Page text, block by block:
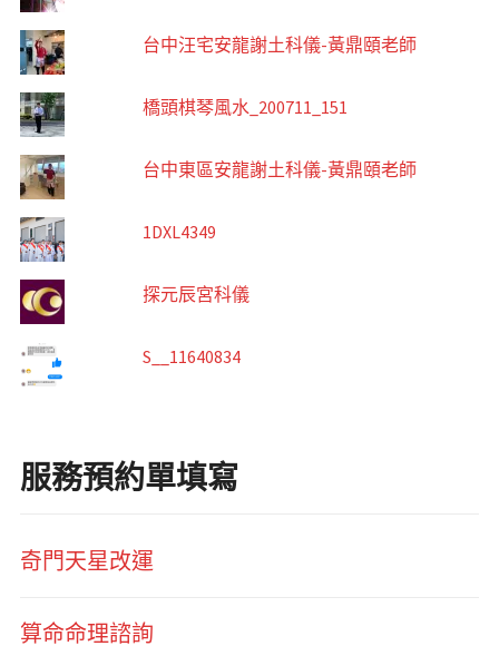
台中汪宅安龍謝土科儀-黃鼎頤老師
橋頭棋琴風水_200711_151
台中東區安龍謝土科儀-黃鼎頤老師
1DXL4349
探元辰宮科儀
S__11640834
服務預約單填寫
奇門天星改運
算命命理諮詢